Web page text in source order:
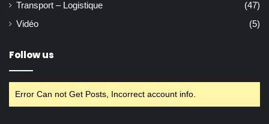
Transport – Logistique
(47)
Vidéo
(5)
Follow us
Error Can not Get Posts, Incorrect account info.